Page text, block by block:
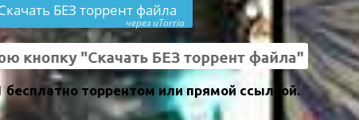
БЕЗ торрент файла
через uTorria
торрентом или прямой ссылкой.